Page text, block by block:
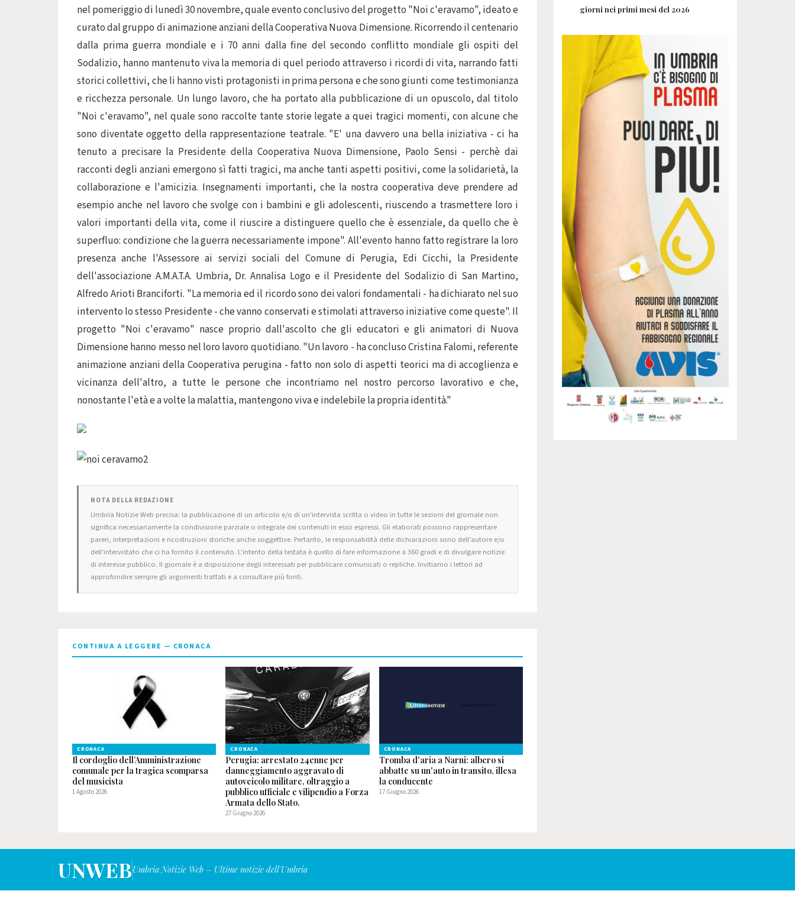
nel pomeriggio di lunedì 30 novembre, quale evento conclusivo del progetto "Noi c'eravamo", ideato e
curato dal gruppo di animazione anziani della Cooperativa Nuova Dimensione. Ricorrendo il centenario
dalla prima guerra mondiale e i 70 anni dalla fine del secondo conflitto mondiale gli ospiti del
Sodalizio, hanno mantenuto viva la memoria di quel periodo attraverso i ricordi di vita, narrando fatti
storici collettivi, che li hanno visti protagonisti in prima persona e che sono giunti come testimonianza
e ricchezza personale. Un lungo lavoro, che ha portato alla pubblicazione di un opuscolo, dal titolo
"Noi c'eravamo", nel quale sono raccolte tante storie legate a quei tragici momenti, con alcune che
sono diventate oggetto della rappresentazione teatrale. "E' una davvero una bella iniziativa - ci ha
tenuto a precisare la Presidente della Cooperativa Nuova Dimensione, Paolo Sensi - perchè dai
racconti degli anziani emergono sì fatti tragici, ma anche tanti aspetti positivi, come la solidarietà, la
collaborazione e l'amicizia. Insegnamenti importanti, che la nostra cooperativa deve prendere ad
esempio anche nel lavoro che svolge con i bambini e gli adolescenti, riuscendo a trasmettere loro i
valori importanti della vita, come il riuscire a distinguere quello che è essenziale, da quello che è
superfluo: condizione che la guerra necessariamente impone". All'evento hanno fatto registrare la loro
presenza anche l'Assessore ai servizi sociali del Comune di Perugia, Edi Cicchi, la Presidente
dell'associazione A.M.A.T.A. Umbria, Dr. Annalisa Logo e il Presidente del Sodalizio di San Martino,
Alfredo Arioti Branciforti. "La memoria ed il ricordo sono dei valori fondamentali - ha dichiarato nel suo
intervento lo stesso Presidente - che vanno conservati e stimolati attraverso iniziative come queste". Il
progetto "Noi c'eravamo" nasce proprio dall'ascolto che gli educatori e gli animatori di Nuova
Dimensione hanno messo nel loro lavoro quotidiano. "Un lavoro - ha concluso Cristina Falomi, referente
animazione anziani della Cooperativa perugina - fatto non solo di aspetti teorici ma di accoglienza e
vicinanza dell'altro, a tutte le persone che incontriamo nel nostro percorso lavorativo e che,
nonostante l'età e a volte la malattia, mantengono viva e indelebile la propria identità."
NOTA DELLA REDAZIONE
Umbria Notizie Web precisa: la pubblicazione di un articolo e/o di un'intervista scritta o video in tutte le sezioni del giornale non
significa necessariamente la condivisione parziale o integrale dei contenuti in esso espressi. Gli elaborati possono rappresentare
pareri, interpretazioni e ricostruzioni storiche anche soggettive. Pertanto, le responsabilità delle dichiarazioni sono dell'autore e/o
dell'intervistato che ci ha fornito il contenuto. L'intento della testata è quello di fare informazione a 360 gradi e di divulgare notizie
di interesse pubblico. Il giornale è a disposizione degli interessati per pubblicare comunicati o repliche. Invitiamo i lettori ad
approfondire sempre gli argomenti trattati e a consultare più fonti.
CONTINUA A LEGGERE — CRONACA
CRONACA
Il cordoglio dell’Amministrazione
comunale per la tragica scomparsa
del musicista
1 Agosto 2026
CRONACA
Perugia: arrestato 24enne per
danneggiamento aggravato di
autoveicolo militare, oltraggio a
pubblico ufficiale e vilipendio a Forza
Armata dello Stato.
27 Giugno 2026
CRONACA
Tromba d'aria a Narni: albero si
abbatte su un'auto in transito, illesa
la conducente
17 Giugno 2026
giorni nei primi mesi del 2026
UNWEBUmbria Notizie Web – Ultime notizie dell'Umbria